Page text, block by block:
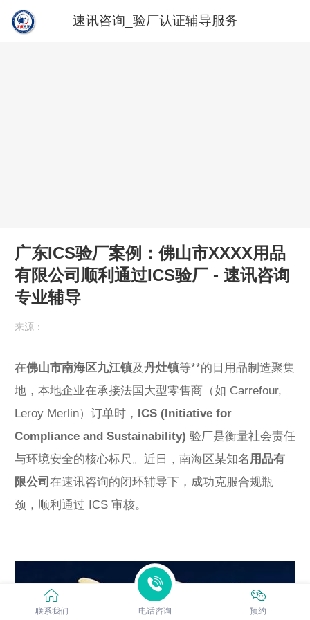
速讯咨询_验厂认证辅导服务
广东ICS验厂案例：佛山市XXXX用品
有限公司顺利通过ICS验厂 - 速讯咨询
专业辅导
来源：
在佛山市南海区九江镇及丹灶镇等**的日用品制造聚集
地，本地企业在承接法国大型零售商（如 Carrefour,
Leroy Merlin）订单时， ICS (Initiative for
Compliance and Sustainability) 验厂是衡量社会责任
与环境安全的核心标尺。近日，南海区某知名 用品有
限公司 在速讯咨询的闭环辅导下，成功克服合规瓶
颈，顺利通过 ICS 审核。
联系我们 电话咨询 预约